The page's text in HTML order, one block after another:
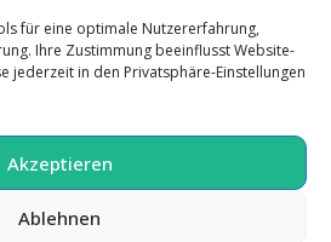
für eine optimale Nutzererfahrung,
Ihre Zustimmung beeinflusst Website-
jederzeit in den Privatsphäre-Einstellungen
Akzeptieren
Ablehnen